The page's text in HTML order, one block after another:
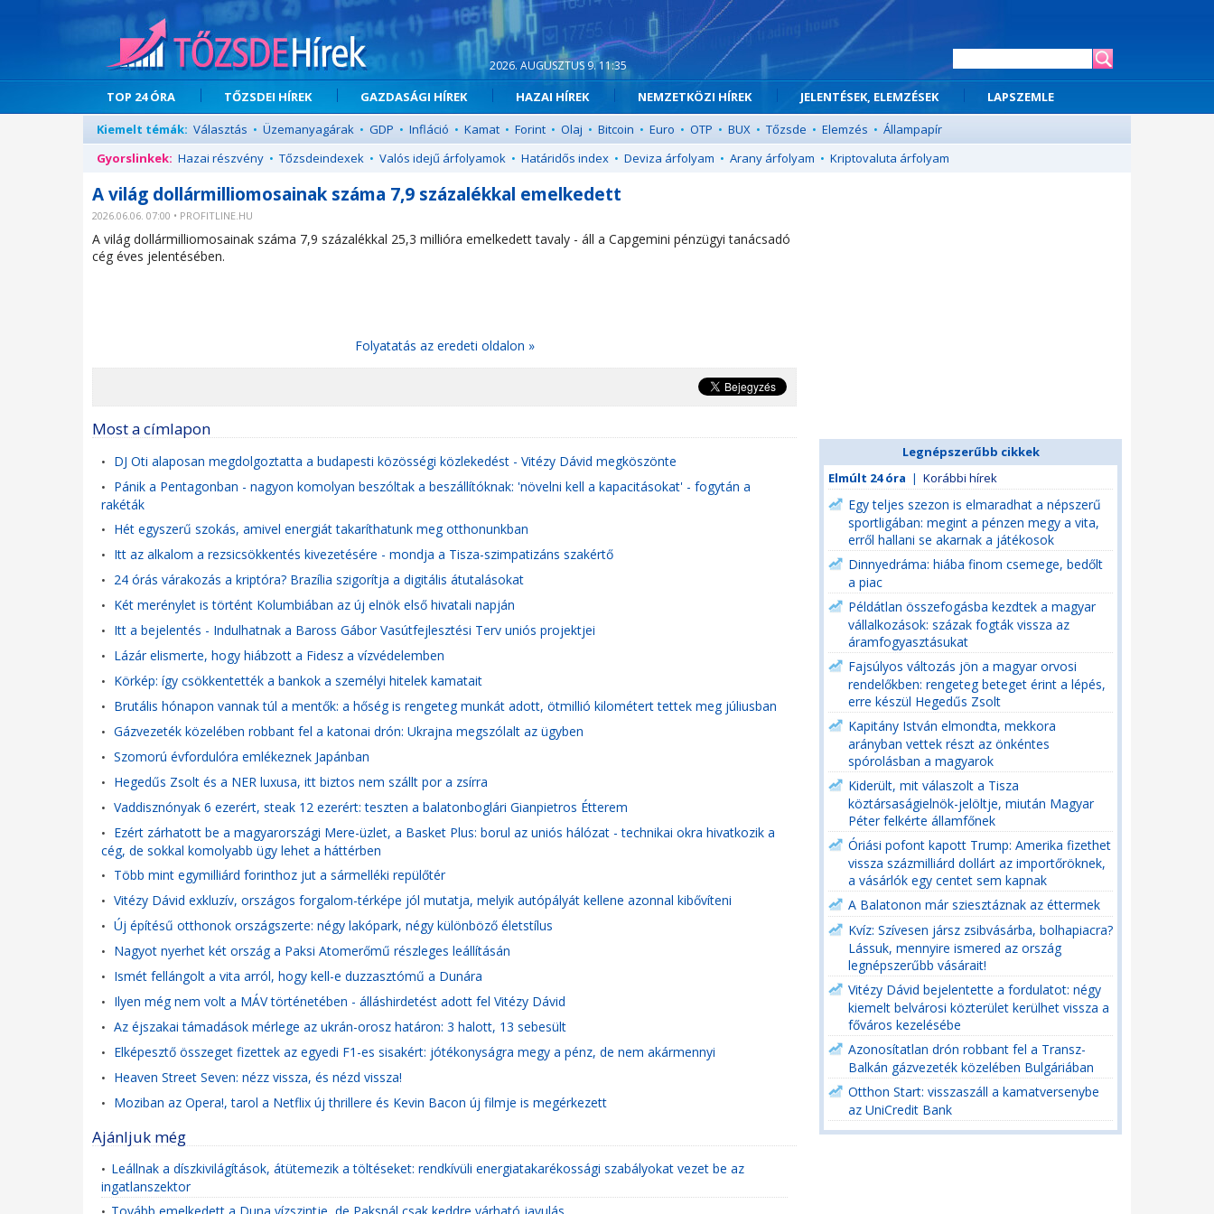
2026. AUGUSZTUS 9. 11:35
TOP 24 ÓRA TŐZSDEI HÍREK GAZDASÁGI HÍREK HAZAI HÍREK NEMZETKÖZI HÍREK JELENTÉSEK, ELEMZÉSEK
LAPSZEMLE
Kiemelt témák: Választás • Üzemanyagárak • GDP • Infláció • Kamat • Forint • Olaj • Bitcoin • Euro • OTP • BUX • Tőzsde • Elemzés • Állampapír
Gyorslinkek: Hazai részvény • Tőzsdeindexek • Valós idejű árfolyamok • Határidős index • Deviza árfolyam • Arany árfolyam • Kriptovaluta árfolyam
A világ dollármilliomosainak száma 7,9 százalékkal emelkedett
2026.06.06. 07:00 • PROFITLINE.HU
A világ dollármilliomosainak száma 7,9 százalékkal 25,3 millióra emelkedett tavaly - áll a Capgemini pénzügyi tanácsadó
cég éves jelentésében.
Folyatatás az eredeti oldalon »
Most a címlapon
• DJ Oti alaposan megdolgoztatta a budapesti közösségi közlekedést - Vitézy Dávid megköszönte
• Pánik a Pentagonban - nagyon komolyan beszóltak a beszállítóknak: 'növelni kell a kapacitásokat' - fogytán a
rakéták
• Hét egyszerű szokás, amivel energiát takaríthatunk meg otthonunkban
• Itt az alkalom a rezsicsökkentés kivezetésére - mondja a Tisza-szimpatizáns szakértő
• 24 órás várakozás a kriptóra? Brazília szigorítja a digitális átutalásokat
• Két merénylet is történt Kolumbiában az új elnök első hivatali napján
• Itt a bejelentés - Indulhatnak a Baross Gábor Vasútfejlesztési Terv uniós projektjei
• Lázár elismerte, hogy hiábzott a Fidesz a vízvédelemben
• Körkép: így csökkentették a bankok a személyi hitelek kamatait
• Brutális hónapon vannak túl a mentők: a hőség is rengeteg munkát adott, ötmillió kilométert tettek meg júliusban
• Gázvezeték közelében robbant fel a katonai drón: Ukrajna megszólalt az ügyben
• Szomorú évfordulóra emlékeznek Japánban
• Hegedűs Zsolt és a NER luxusa, itt biztos nem szállt por a zsírra
• Vaddisznónyak 6 ezerért, steak 12 ezerért: teszten a balatonboglári Gianpietros Étterem
• Ezért zárhatott be a magyarországi Mere-üzlet, a Basket Plus: borul az uniós hálózat - technikai okra hivatkozik a
cég, de sokkal komolyabb ügy lehet a háttérben
• Több mint egymilliárd forinthoz jut a sármelléki repülőtér
• Vitézy Dávid exkluzív, országos forgalom-térképe jól mutatja, melyik autópályát kellene azonnal kibővíteni
• Új építésű otthonok országszerte: négy lakópark, négy különböző életstílus
• Nagyot nyerhet két ország a Paksi Atomerőmű részleges leállításán
• Ismét fellángolt a vita arról, hogy kell-e duzzasztómű a Dunára
• Ilyen még nem volt a MÁV történetében - álláshirdetést adott fel Vitézy Dávid
• Az éjszakai támadások mérlege az ukrán-orosz határon: 3 halott, 13 sebesült
• Elképesztő összeget fizettek az egyedi F1-es sisakért: jótékonyságra megy a pénz, de nem akármennyi
• Heaven Street Seven: nézz vissza, és nézd vissza!
• Moziban az Opera!, tarol a Netflix új thrillere és Kevin Bacon új filmje is megérkezett
Ajánljuk még
• Leállnak a díszkivilágítások, átütemezik a töltéseket: rendkívüli energiatakarékossági szabályokat vezet be az
ingatlanszektor
Legnépszerűbb cikkek
Elmúlt 24 óra | Korábbi hírek
Egy teljes szezon is elmaradhat a népszerű
sportligában: megint a pénzen megy a vita,
erről hallani se akarnak a játékosok
Dinnyedráma: hiába finom csemege, bedőlt
a piac
Példátlan összefogásba kezdtek a magyar
vállalkozások: százak fogták vissza az
áramfogyasztásukat
Fajsúlyos változás jön a magyar orvosi
rendelőkben: rengeteg beteget érint a lépés,
erre készül Hegedűs Zsolt
Kapitány István elmondta, mekkora
arányban vettek részt az önkéntes
spórolásban a magyarok
Kiderült, mit válaszolt a Tisza
köztársaságielnök-jelöltje, miután Magyar
Péter felkérte államfőnek
Óriási pofont kapott Trump: Amerika fizethet
vissza százmilliárd dollárt az importőröknek,
a vásárlók egy centet sem kapnak
A Balatonon már sziesztáznak az éttermek
Kvíz: Szívesen jársz zsibvásárba, bolhapiacra?
Lássuk, mennyire ismered az ország
legnépszerűbb vásárait!
Vitézy Dávid bejelentette a fordulatot: négy
kiemelt belvárosi közterület kerülhet vissza a
főváros kezelésébe
Azonosítatlan drón robbant fel a Transz-
Balkán gázvezeték közelében Bulgáriában
Otthon Start: visszaszáll a kamatversenybe
az UniCredit Bank